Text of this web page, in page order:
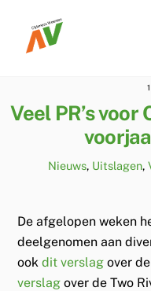
content
Veel PR’s
Nieuws, Uitslagen,
De afgelopen weken
deelgenomen aan
ookdit verslag over
verslag over de Two